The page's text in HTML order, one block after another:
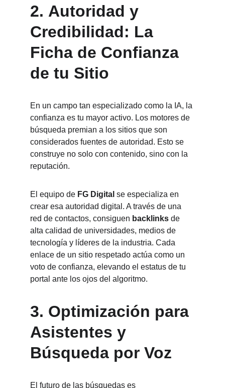
2. Autoridad y
Credibilidad: La
Ficha de Confianza
de tu Sitio
En un campo tan especializado como la IA, la
confianza es tu mayor activo. Los motores de
búsqueda premian a los sitios que son
considerados fuentes de autoridad. Esto se
construye no solo con contenido, sino con la
reputación.
El equipo de FG Digital se especializa en
crear esa autoridad digital. A través de una
red de contactos, consiguen backlinks de
alta calidad de universidades, medios de
tecnología y líderes de la industria. Cada
enlace de un sitio respetado actúa como un
voto de confianza, elevando el estatus de tu
portal ante los ojos del algoritmo.
3. Optimización para
Asistentes y
Búsqueda por Voz
El futuro de las búsquedas es